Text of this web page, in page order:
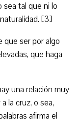
sea tal que ni lo
[3]
que ser por algo
que haga
una relación muy
la cruz, o sea,
afirma el